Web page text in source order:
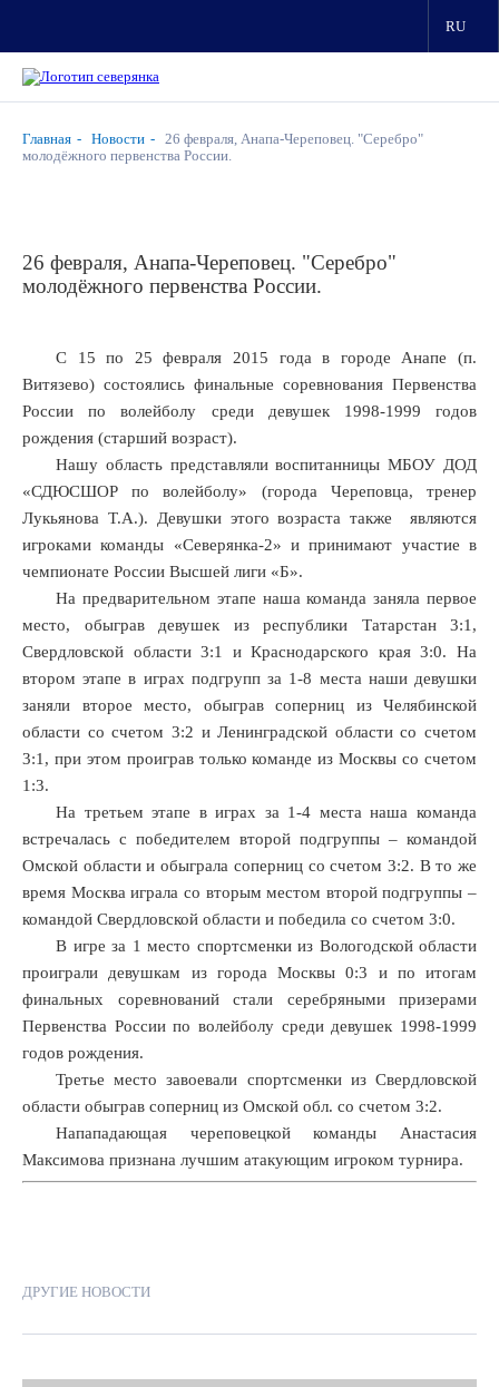
RU
Главная Новости
26 февраля, Анапа-Череповец. "Серебро"
молодёжного первенства России.
26 февраля, Анапа-Череповец. "Серебро"
молодёжного первенства России.
С 15 по 25 февраля 2015 года в городе Анапе (п.
Витязево) состоялись финальные соревнования Первенства
России по волейболу среди девушек 1998-1999 годов
рождения (старший возраст).
Нашу область представляли воспитанницы МБОУ ДОД
«СДЮСШОР по волейболу» (города Череповца, тренер
Лукьянова Т.А.). Девушки этого возраста также являются
игроками команды «Северянка-2» и принимают участие в
чемпионате России Высшей лиги «Б».
На предварительном этапе наша команда заняла первое
место, обыграв девушек из республики Татарстан 3:1,
Свердловской области 3:1 и Краснодарского края 3:0. На
втором этапе в играх подгрупп за 1-8 места наши девушки
заняли второе место, обыграв соперниц из Челябинской
области со счетом 3:2 и Ленинградской области со счетом
3:1, при этом проиграв только команде из Москвы со счетом
1:3.
На третьем этапе в играх за 1-4 места наша команда
встречалась с победителем второй подгруппы – командой
Омской области и обыграла соперниц со счетом 3:2. В то же
время Москва играла со вторым местом второй подгруппы –
командой Свердловской области и победила со счетом 3:0.
В игре за 1 место спортсменки из Вологодской области
проиграли девушкам из города Москвы 0:3 и по итогам
финальных соревнований стали серебряными призерами
Первенства России по волейболу среди девушек 1998-1999
годов рождения.
Третье место завоевали спортсменки из Свердловской
области обыграв соперниц из Омской обл. со счетом 3:2.
Напападающая череповецкой команды Анастасия
Максимова признана лучшим атакующим игроком турнира.
ДРУГИЕ НОВОСТИ